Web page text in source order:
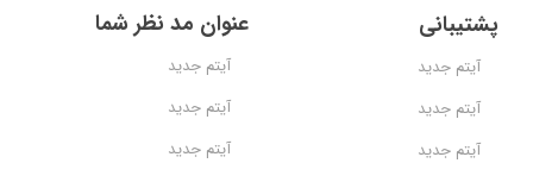
عنوان مد نظر شما
آیتم جدید
آیتم جدید
آیتم جدید
پشتیبانی
آیتم جدید
آیتم جدید
آیتم جدید